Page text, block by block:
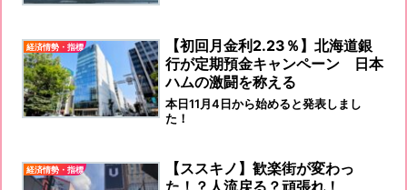
経済情勢・指標
【初回月金利2.23％】北海道銀
行が定期預金キャンペーン 日本
ハムの激闘を称える
本日11月4日から始めると発表しまし
た！
経済情勢・指標
【ススキノ】歓楽街が変わっ